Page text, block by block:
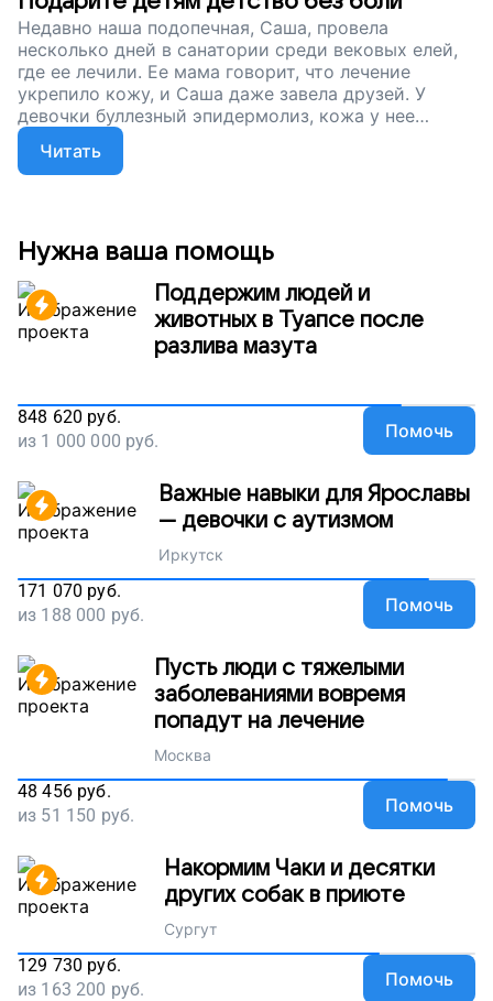
Недавно наша подопечная, Саша, провела
несколько дней в санатории среди вековых елей,
где ее лечили. Ее мама говорит, что лечение
укрепило кожу, и Саша даже завела друзей. У
девочки буллезный эпидермолиз, кожа у нее
нежная, как у бабочки, и любое прикосновение
может вызвать рану. Сейчас мы собираем деньги,
чтобы отправить на лечение десять детей-бабочек.
детство без боли, поддержите наш проект.
Читать
Нужна ваша помощь
Поддержим людей и
животных в Туапсе после
разлива мазута
848 620 руб.
из 1 000 000 руб. Помочь
Важные навыки для Ярославы
— девочки с аутизмом
Иркутск
171 070 руб.
из 188 000 руб. Помочь
Пусть люди с тяжелыми
заболеваниями вовремя
попадут на лечение
Москва
48 456 руб.
из 51 150 руб. Помочь
Накормим Чаки и десятки
других собак в приюте
Сургут
129 730 руб.
из 163 200 руб. Помочь